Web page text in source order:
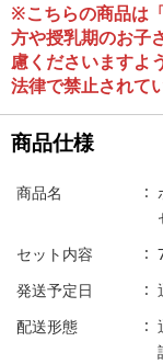
※こちらの商品は
方や授乳期のお子
慮くださいますよ
法律で禁止されて
商品仕様
商品名
セット内容
発送予定日
配送形態